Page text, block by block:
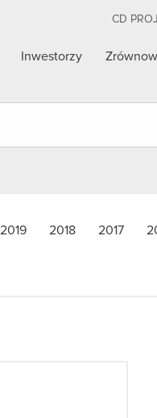
CD
Inwestorzy
2019 2018 2017